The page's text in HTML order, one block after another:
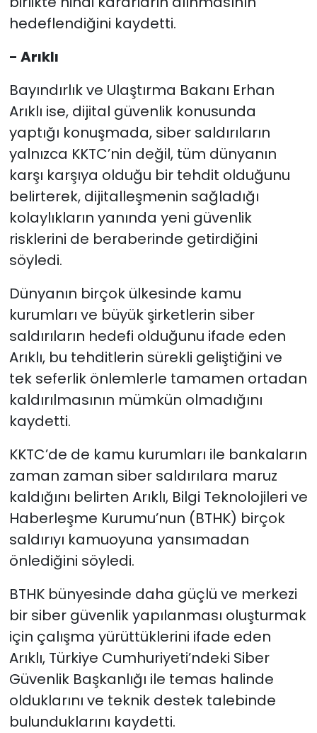
hedeflendiğini kaydetti.
- Arıklı
Bayındırlık ve Ulaştırma Bakanı Erhan
Arıklı ise, dijital güvenlik konusunda
yaptığı konuşmada, siber saldırıların
yalnızca KKTC’nin değil, tüm dünyanın
karşı karşıya olduğu bir tehdit olduğunu
belirterek, dijitalleşmenin sağladığı
kolaylıkların yanında yeni güvenlik
risklerini de beraberinde getirdiğini
söyledi.
Dünyanın birçok ülkesinde kamu
kurumları ve büyük şirketlerin siber
saldırıların hedefi olduğunu ifade eden
Arıklı, bu tehditlerin sürekli geliştiğini ve
tek seferlik önlemlerle tamamen ortadan
kaldırılmasının mümkün olmadığını
kaydetti.
KKTC’de de kamu kurumları ile bankaların
zaman zaman siber saldırılara maruz
kaldığını belirten Arıklı, Bilgi Teknolojileri ve
Haberleşme Kurumu’nun (BTHK) birçok
saldırıyı kamuoyuna yansımadan
önlediğini söyledi.
BTHK bünyesinde daha güçlü ve merkezi
bir siber güvenlik yapılanması oluşturmak
için çalışma yürüttüklerini ifade eden
Arıklı, Türkiye Cumhuriyeti’ndeki Siber
Güvenlik Başkanlığı ile temas halinde
olduklarını ve teknik destek talebinde
bulunduklarını kaydetti.